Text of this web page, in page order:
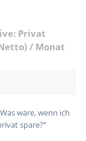
Privat
/ Monat
wäre, wenn ich
spare?“